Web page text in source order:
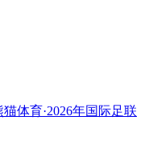
猫体育·2026年国际足联